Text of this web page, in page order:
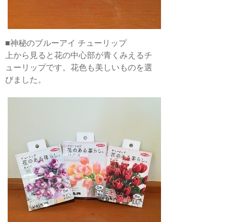
■神秘のブルーアイ チューリップ
上から見ると花の中心部が青くみえるチ
ューリップです。花色も美しいものを選
びました。